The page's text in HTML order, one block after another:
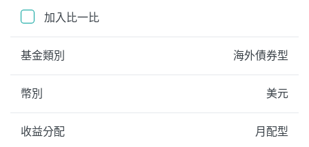
加入比一比
基金類別 海外債券型
幣別 美元
收益分配 月配型